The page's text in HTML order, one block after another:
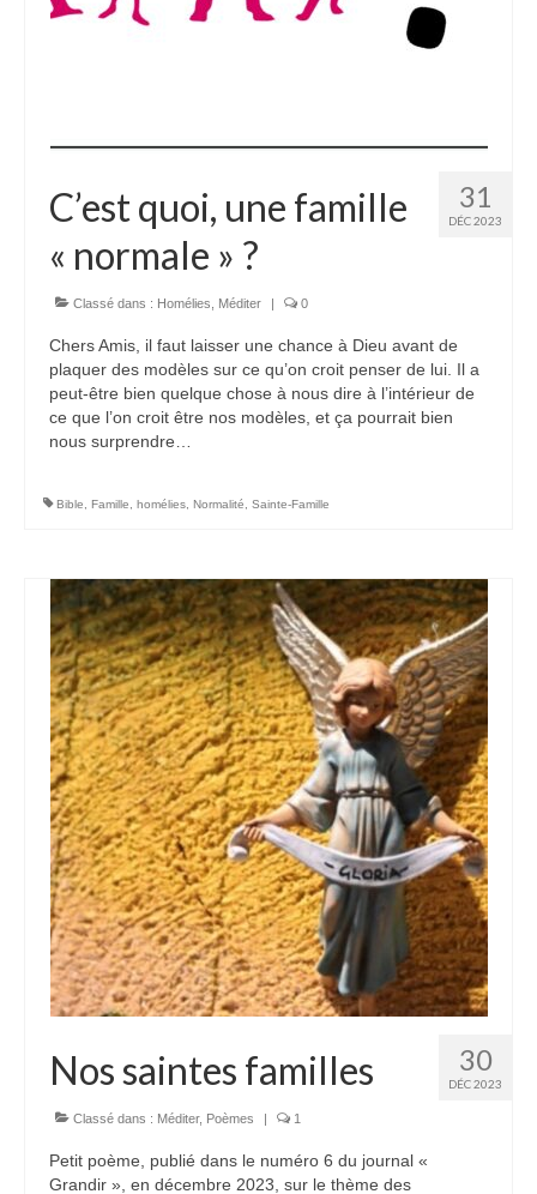
31
DÉC 2023
C’est quoi, une famille
« normale » ?
Classé dans : Homélies Méditer | 0
Chers Amis, il faut laisser une chance à Dieu avant de
plaquer des modèles sur ce qu’on croit penser de lui. Il a
peut-être bien quelque chose à nous dire à l’intérieur de
ce que l’on croit être nos modèles, et ça pourrait bien
nous surprendre…
Bible Famille homélies Normalité Sainte-Famille
30
DÉC 2023
Nos saintes familles
Classé dans : Méditer, Poèmes | 1
Petit poème, publié dans le numéro 6 du journal «
Grandir », en décembre 2023, sur le thème des